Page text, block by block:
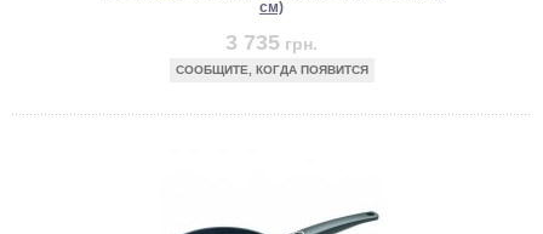
см)
3 735 грн.
СООБЩИТЕ, КОГДА ПОЯВИТСЯ